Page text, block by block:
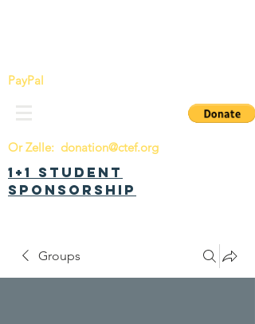
PayPal
Or Zelle: donation@ctef.org
1+1 Student
Sponsorship
Groups